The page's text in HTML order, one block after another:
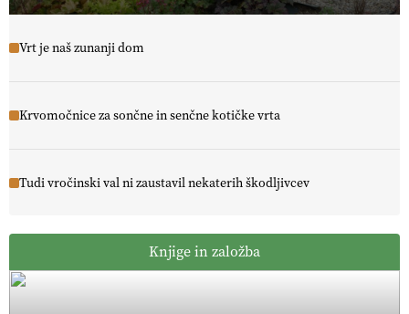
Vrt je naš zunanji dom
Krvomočnice za sončne in senčne kotičke vrta
Tudi vročinski val ni zaustavil nekaterih škodljivcev
Knjige in založba